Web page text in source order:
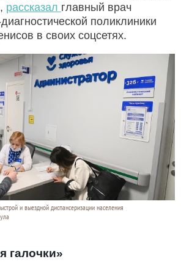
рассказал главный врач
поликлиники
в своих соцсетях.
и выездной диспансеризации населения
галочки»